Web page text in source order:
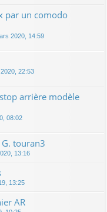
par un comodo
2020, 14:59
22:53
arrière modèle
08:02
touran3
13:16
13:25
AR